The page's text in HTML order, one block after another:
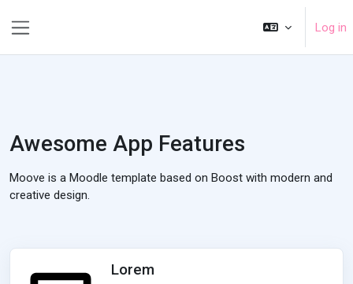
Log in
Awesome App Features
Moove is a Moodle template based on Boost with modern and
creative design.
Lorem